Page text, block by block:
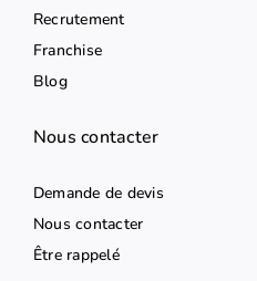
Recrutement
Franchise
Blog
Nous contacter
Demande de devis
Nous contacter
Être rappelé